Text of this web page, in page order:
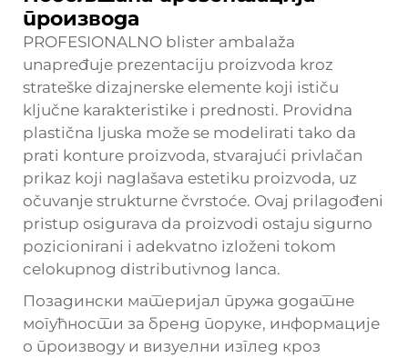
производа
PROFESIONALNO blister ambalaža
unapređuje prezentaciju proizvoda kroz
strateške dizajnerske elemente koji ističu
ključne karakteristike i prednosti. Providna
plastična ljuska može se modelirati tako da
prati konture proizvoda, stvarajući privlačan
prikaz koji naglašava estetiku proizvoda, uz
očuvanje strukturne čvrstoće. Ovaj prilagođeni
pristup osigurava da proizvodi ostaju sigurno
pozicionirani i adekvatno izloženi tokom
celokupnog distributivnog lanca.
Позадински материјал пружа додатне
могућности за бренд поруке, информације
о производу и визуелни изглед кроз